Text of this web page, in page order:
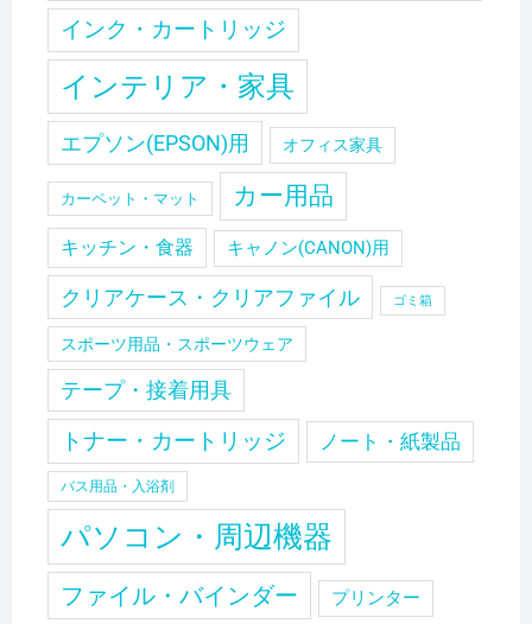
インク・カートリッジ
インテリア・家具
エプソン(EPSON)用 オフィス家具
カーペット・マット カー用品
キッチン・食器 キャノン(CANON)用
クリアケース・クリアファイル ゴミ箱
スポーツ用品・スポーツウェア
テープ・接着用具
トナー・カートリッジ ノート・紙製品
バス用品・入浴剤
パソコン・周辺機器
ファイル・バインダー プリンター